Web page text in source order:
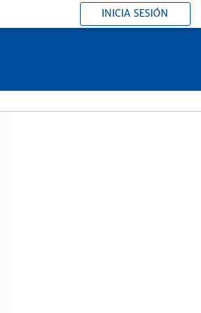
INICIA SESIÓN